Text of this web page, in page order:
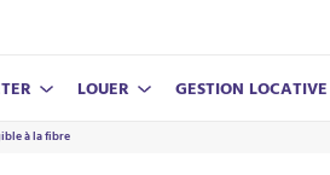
NOS SERVICES
LOUER GESTION LOCATIVE
NOS SERVICES
CONSEILS
NOS SERVICES
à la fibre